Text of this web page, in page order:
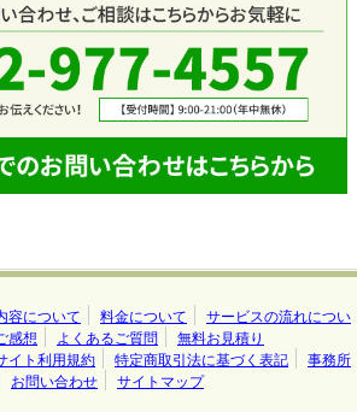
容について 料金について
サービスの流れについ
感想 よくあるご質問
無料お見積り
イト利用規約 特定商取引法に基づく表記
事務所
お問い合わせ
サイトマップ